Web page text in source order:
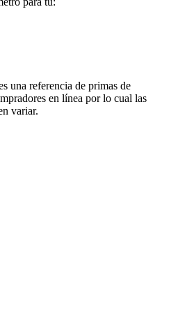
una referencia de primas de
en línea por lo cual las
variar.